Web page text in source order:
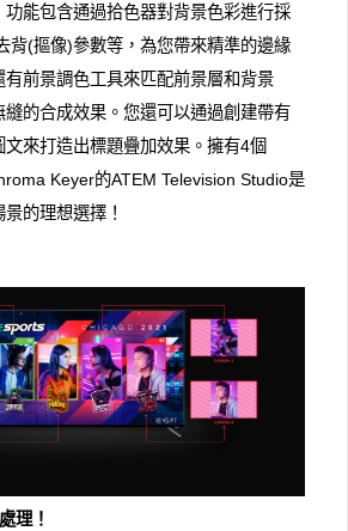
能包含通過拾色器對背景色彩進行採
背(摳像)參數等，為您帶來精準的邊緣
前景調色工具來匹配前景層和背景
縫的合成效果。您還可以通過創建帶有
來打造出標題疊加效果。擁有4個
Keyer的ATEM Television Studio是
的理想選擇！
理！